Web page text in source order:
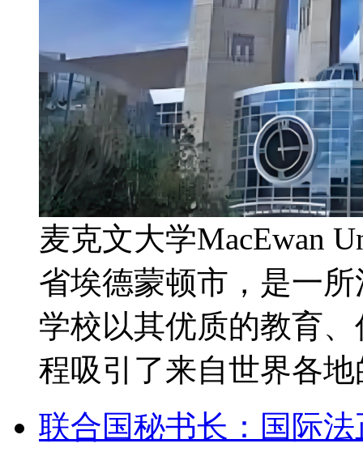
麦克文大学MacEwan
省埃德蒙顿市，是一
学校以其优质的教育
程吸引了来自世界各
联合国秘书长：国际